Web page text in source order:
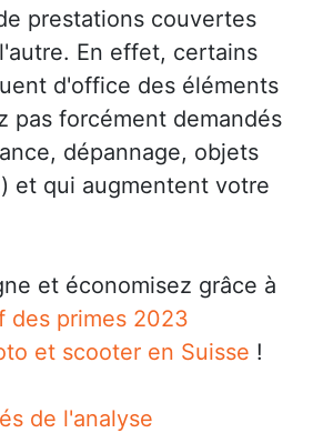
prestations couvertes
En effet, certains
d'office des éléments
pas forcément demandés
dépannage, objets
et qui augmentent votre
et économisez grâce à
des primes 2023
et scooter en Suisse !
de l'analyse